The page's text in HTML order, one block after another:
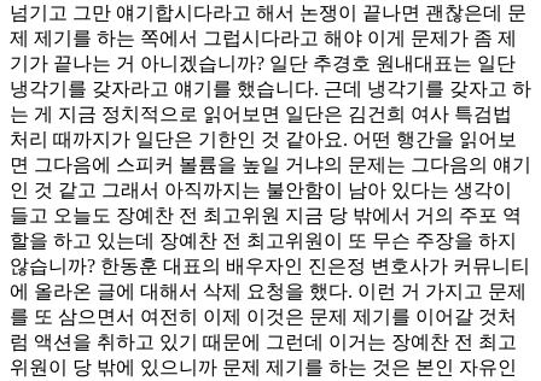
넘기고 그만 얘기합시다라고 해서 논쟁이 끝나면 괜찮은데 문
제 제기를 하는 쪽에서 그럽시다라고 해야 이게 문제가 좀 제
기가 끝나는 거 아니겠습니까? 일단 추경호 원내대표는 일단
냉각기를 갖자라고 얘기를 했습니다. 근데 냉각기를 갖자고 하
는 게 지금 정치적으로 읽어보면 일단은 김건희 여사 특검법
처리 때까지가 일단은 기한인 것 같아요. 어떤 행간을 읽어보
면 그다음에 스피커 볼륨을 높일 거냐의 문제는 그다음의 얘기
인 것 같고 그래서 아직까지는 불안함이 남아 있다는 생각이
들고 오늘도 장예찬 전 최고위원 지금 당 밖에서 거의 주포 역
할을 하고 있는데 장예찬 전 최고위원이 또 무슨 주장을 하지
않습니까? 한동훈 대표의 배우자인 진은정 변호사가 커뮤니티
에 올라온 글에 대해서 삭제 요청을 했다. 이런 거 가지고 문제
를 또 삼으면서 여전히 이제 이것은 문제 제기를 이어갈 것처
럼 액션을 취하고 있기 때문에 그런데 이거는 장예찬 전 최고
위원이 당 밖에 있으니까 문제 제기를 하는 것은 본인 자유인